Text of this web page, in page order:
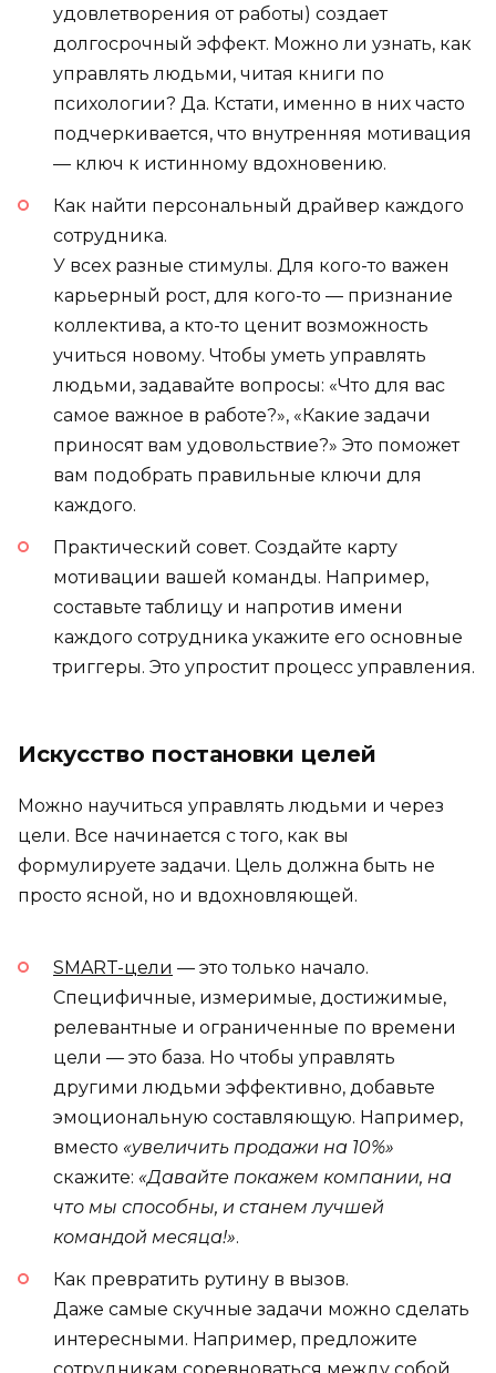
удовлетворения от работы) создает
долгосрочный эффект. Можно ли узнать, как
управлять людьми, читая книги по
психологии? Да. Кстати, именно в них часто
подчеркивается, что внутренняя мотивация
— ключ к истинному вдохновению.
Как найти персональный драйвер каждого
сотрудника.
У всех разные стимулы. Для кого-то важен
карьерный рост, для кого-то — признание
коллектива, а кто-то ценит возможность
учиться новому. Чтобы уметь управлять
людьми, задавайте вопросы: «Что для вас
самое важное в работе?», «Какие задачи
приносят вам удовольствие?» Это поможет
вам подобрать правильные ключи для
каждого.
Практический совет. Создайте карту
мотивации вашей команды. Например,
составьте таблицу и напротив имени
каждого сотрудника укажите его основные
триггеры. Это упростит процесс управления.
Искусство постановки целей
Можно научиться управлять людьми и через
цели. Все начинается с того, как вы
формулируете задачи. Цель должна быть не
просто ясной, но и вдохновляющей.
SMART-цели — это только начало.
Специфичные, измеримые, достижимые,
релевантные и ограниченные по времени
цели — это база. Но чтобы управлять
другими людьми эффективно, добавьте
эмоциональную составляющую. Например,
вместо «увеличить продажи на 10%»
скажите: «Давайте покажем компании, на
что мы способны, и станем лучшей
командой месяца!».
Как превратить рутину в вызов.
Даже самые скучные задачи можно сделать
интересными. Например, предложите